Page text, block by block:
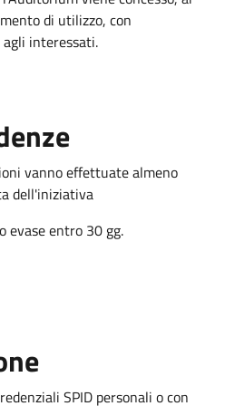
di utilizzo, con
agli interessati.
vanno effettuate almeno
dell'iniziativa
evase entro 30 gg.
SPID personali o con